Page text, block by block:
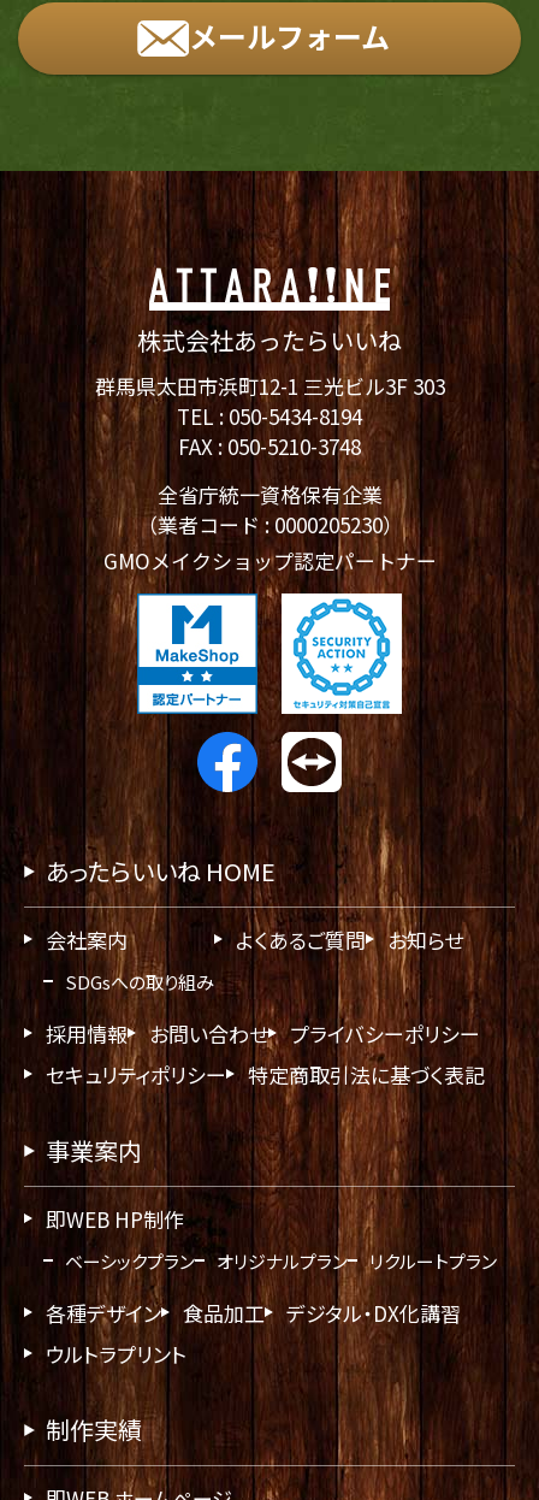
メールフォーム
株式会社あったらいいね
群馬県太田市浜町12-1 三光ビル3F 303
TEL : 050-5434-8194
FAX : 050-5210-3748
全省庁統一資格保有企業
（業者コード : 0000205230）
GMOメイクショップ認定パートナー
あったらいいね HOME
会社案内
SDGsへの取り組み
よくあるご質問 お知らせ
採用情報 お問い合わせ
プライバシーポリシー
セキュリティポリシー
特定商取引法に基づく表記
事業案内
即WEB HP制作
ベーシックプラン オリジナルプラン リクルートプラン
各種デザイン 食品加工
デジタル・DX化講習
ウルトラプリント
制作実績